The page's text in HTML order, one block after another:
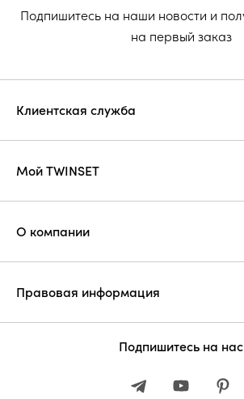
Подпишитесь на наши новости и
на первый заказ
Клиентская служба
Мой TWINSET
О компании
Правовая информация
Подпишитесь на нас